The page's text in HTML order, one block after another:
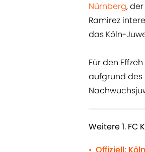
Nürnberg, der
Ramirez
das Köln-
Für den
aufgrund des
Weitere 1. FC